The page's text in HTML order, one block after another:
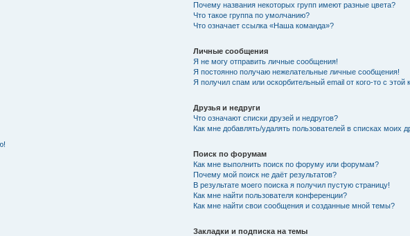
Почему названия некоторых групп имеют разные цвета?
Что такое группа по умолчанию?
Что означает ссылка «Наша команда»?
Личные сообщения
Я не могу отправить личные сообщения!
Я постоянно получаю нежелательные личные сообщения!
Я получил спам или оскорбительный email от кого-то с этой
Друзья и недруги
Что означают списки друзей и недругов?
Как мне добавлять/удалять пользователей в списках моих
Поиск по форумам
Как мне выполнить поиск по форуму или форумам?
Почему мой поиск не даёт результатов?
В результате моего поиска я получил пустую страницу!
Как мне найти пользователя конференции?
Как мне найти свои сообщения и созданные мной темы?
Закладки и подписка на темы